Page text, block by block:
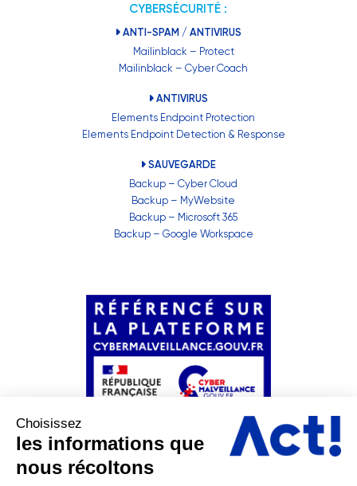
CYBERSÉCURITÉ :
ANTI-SPAM / ANTIVIRUS
Mailinblack – Protect
Mailinblack – Cyber Coach
ANTIVIRUS
Elements Endpoint Protection
Elements Endpoint Detection & Response
SAUVEGARDE
Backup – Cyber Cloud
Backup – MyWebsite
Backup – Microsoft 365
Backup – Google Workspace
Choisissez
les informations que
nous récoltons